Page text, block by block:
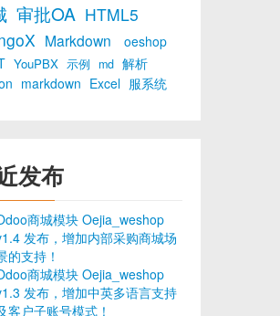
审批OA HTML5
Markdown
oeshop
YouPBX 示例 md 解析
markdown Excel 服系统
发布
商城模块 Oejia_weshop
发布，增加内部采购商城场
的支持！
商城模块 Oejia_weshop
发布，增加中英多语言支持
客户子账号模式！